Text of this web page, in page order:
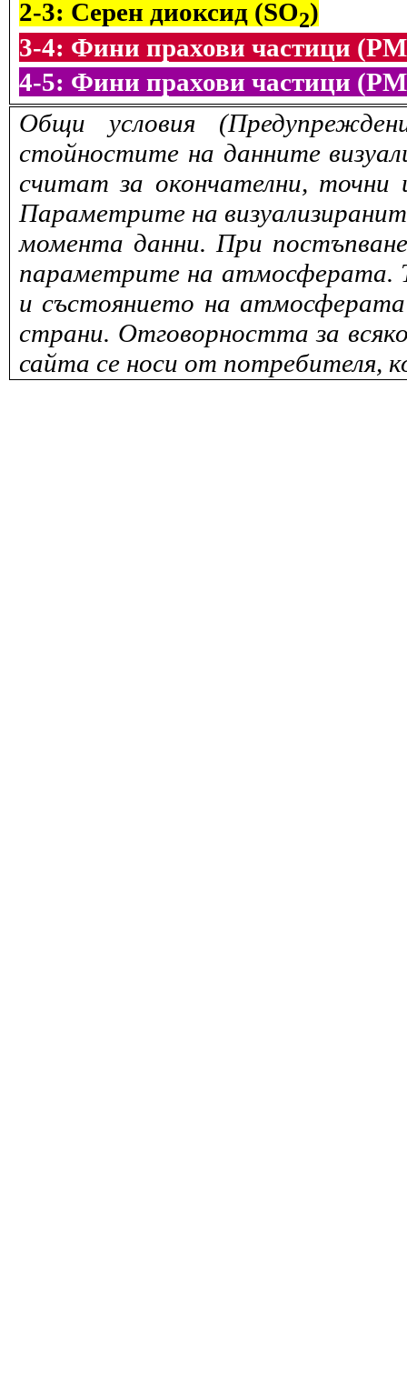
2-3: Серен диоксид (SO2)
3-4: Фини прахови частици (PM
4-5: Фини прахови частици (PM
Общи условия
стойностите на данните
считат за окончателни,
Параметрите на
момента данни. При
параметрите на атмосферата.
и състоянието на
страни. Отговорността за
сайта се носи от потребителя,